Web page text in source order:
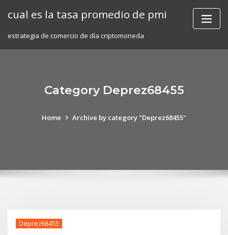
cual es la tasa promedio de pmi
estrategia de comercio de día criptomoneda
Category Deprez68455
Home Archive by category "Deprez68455"
Deprez68455